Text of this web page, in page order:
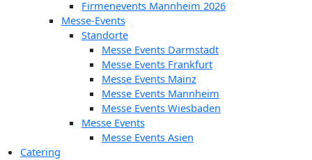
Firmenevents Mannheim 2026
Messe-Events
Standorte
Messe Events Darmstadt
Messe Events Frankfurt
Messe Events Mainz
Messe Events Mannheim
Messe Events Wiesbaden
Messe Events
Messe Events Asien
Catering